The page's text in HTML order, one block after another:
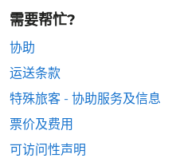
需要帮忙?
协助
运送条款
特殊旅客 - 协助服务及信息
票价及费用
可访问性声明